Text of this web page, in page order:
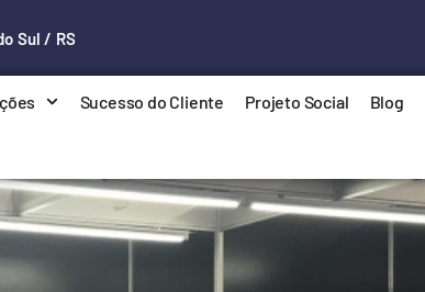
Sul / RS
Sucesso do Cliente Projeto Social Blog